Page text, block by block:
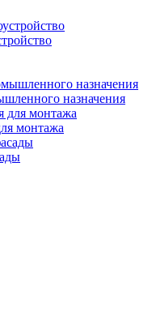
назначения
монтажа